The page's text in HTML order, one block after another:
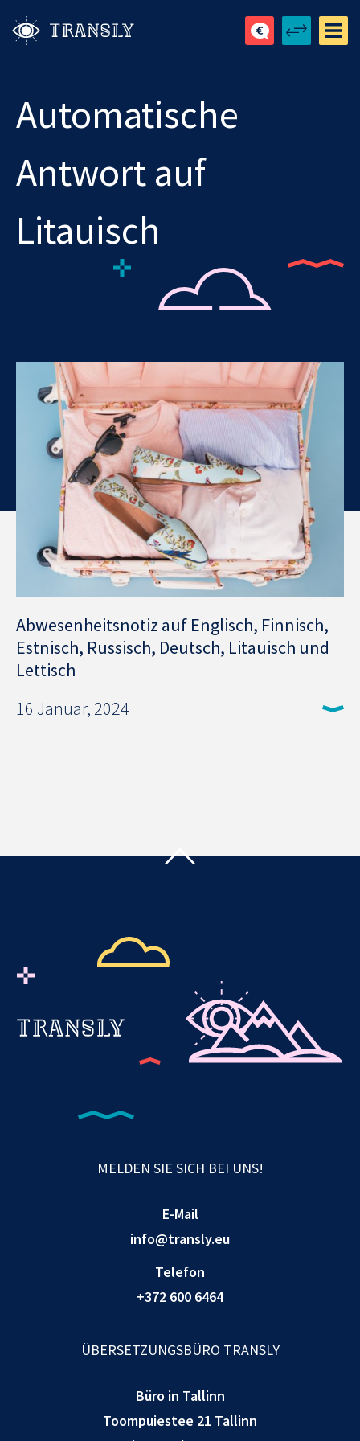
Automatische
Antwort auf
Litauisch
Abwesenheitsnotiz auf Englisch, Finnisch,
Estnisch, Russisch, Deutsch, Litauisch und
Lettisch
16 Januar, 2024
MELDEN SIE SICH BEI UNS!
E-Mail
info@transly.eu
Telefon
+372 600 6464
ÜBERSETZUNGSBÜRO TRANSLY
Büro in Tallinn
Toompuiestee 21 Tallinn